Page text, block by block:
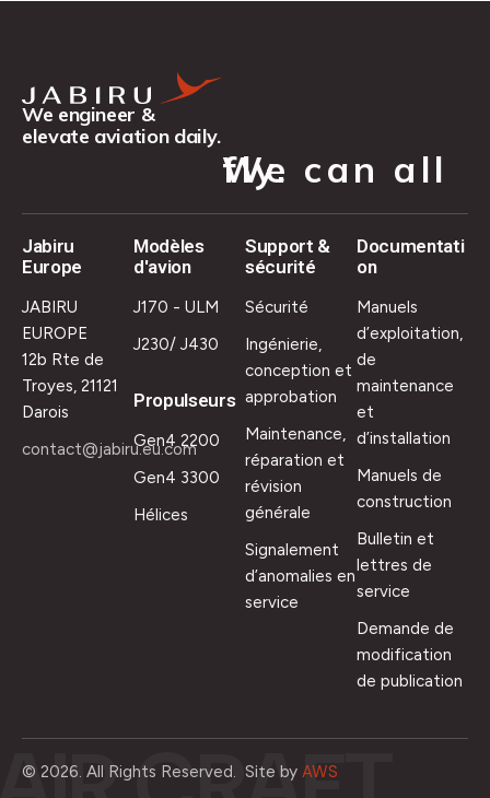
We engineer &
elevate aviation daily.
We can all fly.
Jabiru
Europe
JABIRU
EUROPE
12b Rte de
Troyes, 21121
Darois
contact@jabiru.eu.com
Modèles
d'avion
J170 - ULM
J230/ J430
Propulseurs
Gen4 2200
Gen4 3300
Hélices
Support &
sécurité
Sécurité
Ingénierie,
conception et
approbation
Maintenance,
réparation et
révision
générale
Signalement
d’anomalies en
service
Documentati
on
Manuels
d’exploitation,
de
maintenance
et
d’installation
Manuels de
construction
Bulletin et
lettres de
service
Demande de
modification
de publication
© 2026. All Rights Reserved. Site by AWS